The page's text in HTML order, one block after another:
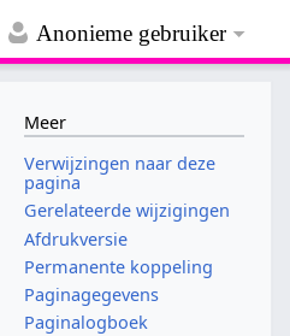
Anonieme gebruiker
Meer
Verwijzingen naar deze
pagina
Gerelateerde wijzigingen
Afdrukversie
Permanente koppeling
Paginagegevens
Paginalogboek